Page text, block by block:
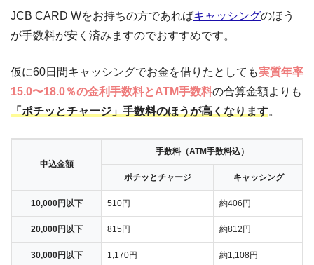
JCB CARD Wをお持ちの方であればキャッシングのほう
が手数料が安く済みますのでおすすめです。
仮に60日間キャッシングでお金を借りたとしても実質年率
15.0〜18.0％の金利手数料とATM手数料の合算金額よりも
「ポチッとチャージ」手数料のほうが高くなります。
申込金額
手数料（ATM手数料込）
ポチッとチャージ キャッシング
10,000円以下 510円 約406円
20,000円以下 815円 約812円
30,000円以下 1,170円 約1,108円